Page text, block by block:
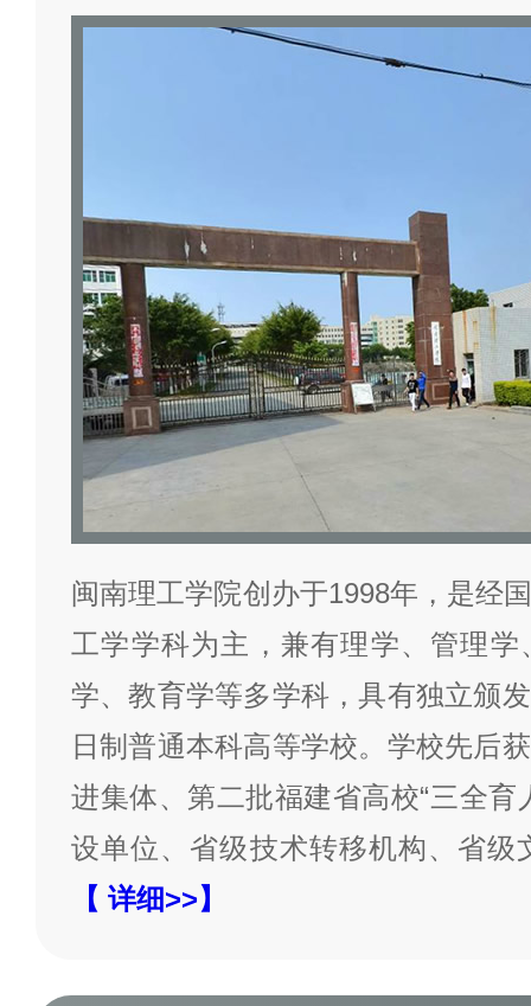
闽南理工学院创办于1998年，是经
工学学科为主，兼有理学、管理
学、教育学等多学科，具有独立颁
日制普通本科高等学校。学校先后
进集体、第二批福建省高校“三全育
设单位、省级技术转移机构、省级
【 详细>>】